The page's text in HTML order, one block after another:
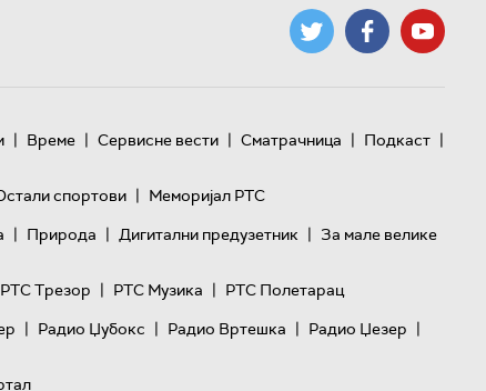
| Време | Сервисне вести | Сматрачница | Подкаст |
спортови | Меморијал РТС
| Природа | Дигитални предузетник | За мале велике
РТС Трезор | РТС Музика | РТС Полетарац
| Радио Џубокс | Радио Вртешка | Радио Џезер |